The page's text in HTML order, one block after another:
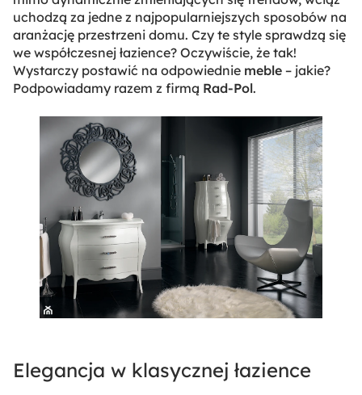
uchodzą za jedne z najpopularniejszych sposobów na
aranżację przestrzeni domu. Czy te style sprawdzą się
we współczesnej łazience? Oczywiście, że tak!
Wystarczy postawić na odpowiednie meble – jakie?
Podpowiadamy razem z firmą Rad-Pol.
Elegancja w klasycznej łazience